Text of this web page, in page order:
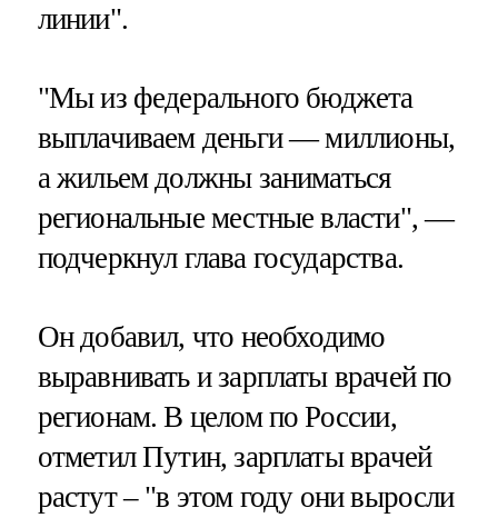
линии".
"Мы из федерального бюджета
выплачиваем деньги — миллионы,
а жильем должны заниматься
региональные местные власти", —
подчеркнул глава государства.
Он добавил, что необходимо
выравнивать и зарплаты врачей по
регионам. В целом по России,
отметил Путин, зарплаты врачей
растут – "в этом году они выросли